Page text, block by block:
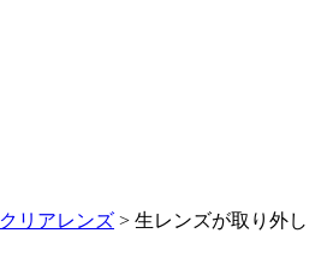
クリアレンズ > 生レンズが取り外し